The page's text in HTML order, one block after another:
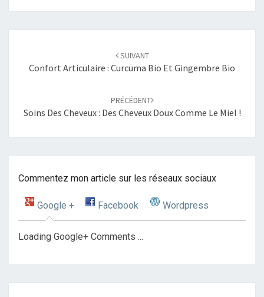
d'article
SUIVANT
Confort Articulaire : Curcuma Bio Et Gingembre Bio
PRÉCÉDENT
Soins Des Cheveux : Des Cheveux Doux Comme Le Miel !
Commentez mon article sur les réseaux sociaux
Google + Facebook Wordpress
Loading Google+ Comments ...